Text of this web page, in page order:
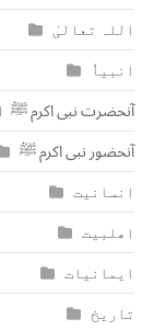
اللہ تعالیٰ
انبیاٗ
آنحضرت نبی اکرم ﷺ
آنحضور نبی اکرم ﷺ
انسانیت
اھلبیت
ایمانیات
تاریخ